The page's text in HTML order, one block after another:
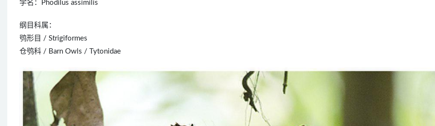
学名：Phodilus assimilis
纲目科属：
鸮形目 / Strigiformes
仓鸮科 / Barn Owls / Tytonidae